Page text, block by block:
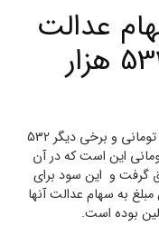
عدالت
492 هزار تومانی و 532 هزار
ارزش سهام عدالت برخی مشمولین 492 هزار تومانی و برخی دیگر 532
دلیل این اختلاف 40 هزار تومانی این است که در آن
گرفت و این سود برای
به سهام عدالت آنها
بوده است.